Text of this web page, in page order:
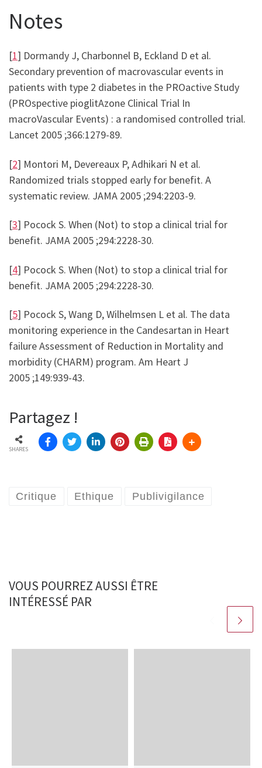
Notes
[1] Dormandy J, Charbonnel B, Eckland D et al.
Secondary prevention of macrovascular events in
patients with type 2 diabetes in the PROactive Study
(PROspective pioglitAzone Clinical Trial In
macroVascular Events) : a randomised controlled trial.
Lancet 2005 ;366:1279-89.
[2] Montori M, Devereaux P, Adhikari N et al.
Randomized trials stopped early for benefit. A
systematic review. JAMA 2005 ;294:2203-9.
[3] Pocock S. When (Not) to stop a clinical trial for
benefit. JAMA 2005 ;294:2228-30.
[4] Pocock S. When (Not) to stop a clinical trial for
benefit. JAMA 2005 ;294:2228-30.
[5] Pocock S, Wang D, Wilhelmsen L et al. The data
monitoring experience in the Candesartan in Heart
failure Assessment of Reduction in Mortality and
morbidity (CHARM) program. Am Heart J
2005 ;149:939-43.
Partagez !
SHARES
Critique Ethique Publivigilance
VOUS POURREZ AUSSI ÊTRE
INTÉRESSÉ PAR